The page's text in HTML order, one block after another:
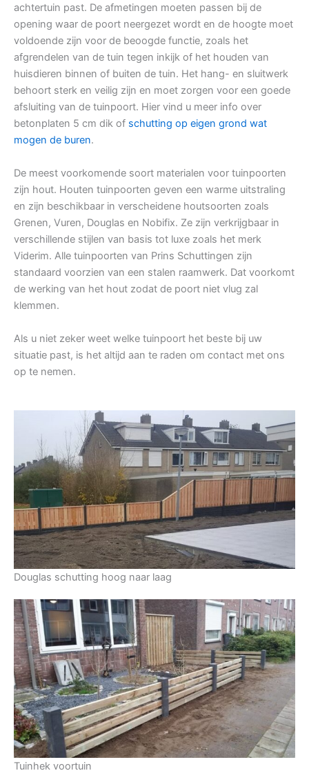
achtertuin past. De afmetingen moeten passen bij de
opening waar de poort neergezet wordt en de hoogte moet
voldoende zijn voor de beoogde functie, zoals het
afgrendelen van de tuin tegen inkijk of het houden van
huisdieren binnen of buiten de tuin. Het hang- en sluitwerk
behoort sterk en veilig zijn en moet zorgen voor een goede
afsluiting van de tuinpoort. Hier vind u meer info over
betonplaten 5 cm dik of schutting op eigen grond wat
mogen de buren.
De meest voorkomende soort materialen voor tuinpoorten
zijn hout. Houten tuinpoorten geven een warme uitstraling
en zijn beschikbaar in verscheidene houtsoorten zoals
Grenen, Vuren, Douglas en Nobifix. Ze zijn verkrijgbaar in
verschillende stijlen van basis tot luxe zoals het merk
Viderim. Alle tuinpoorten van Prins Schuttingen zijn
standaard voorzien van een stalen raamwerk. Dat voorkomt
de werking van het hout zodat de poort niet vlug zal
klemmen.
Als u niet zeker weet welke tuinpoort het beste bij uw
situatie past, is het altijd aan te raden om contact met ons
op te nemen.
Douglas schutting hoog naar laag
Tuinhek voortuin